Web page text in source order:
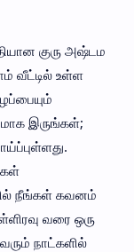
குரு அஷ்டம
வீட்டில் உள்ள
இருங்கள்;
நீங்கள் கவனம்
வரை ஒரு
நாட்களில்